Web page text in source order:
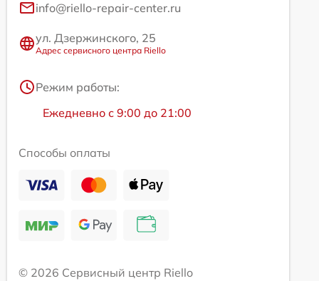
info@riello-repair-center.ru
ул. Дзержинского, 25
Адрес сервисного центра Riello
Режим работы:
Ежедневно с 9:00 до 21:00
Способы оплаты
© 2026 Сервисный центр Riello